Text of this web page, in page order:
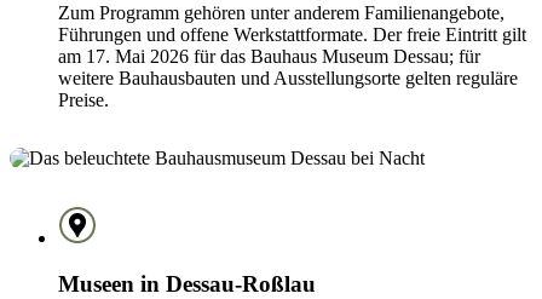
Zum Programm gehören unter anderem Familienangebote,
Führungen und offene Werkstattformate. Der freie Eintritt gilt
am 17. Mai 2026 für das Bauhaus Museum Dessau; für
weitere Bauhausbauten und Ausstellungsorte gelten reguläre
Preise.
Museen in Dessau-Roßlau